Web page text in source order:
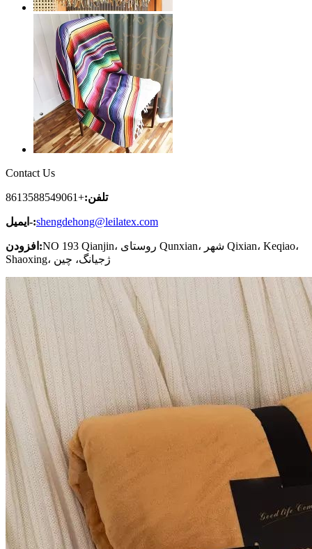
Contact Us
تلفن:+8613588549061
ایمیل-:shengdehong@leilatex.com
افزودن:NO 193 Qianjin، روستای Qunxian، شهر Qixian، Keqiao،
Shaoxing، ژجیانگ، چین